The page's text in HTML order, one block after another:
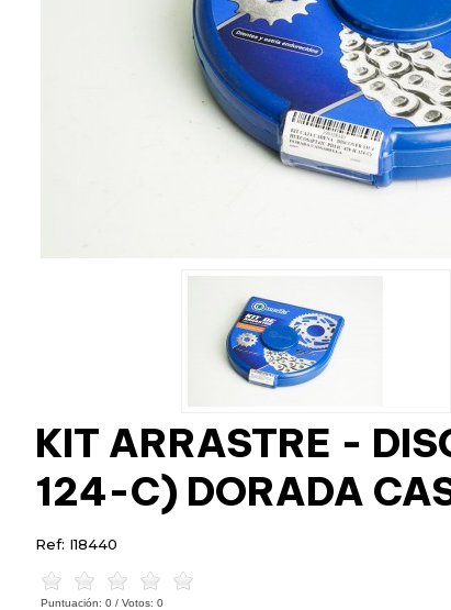
KIT ARRASTRE -
124-C) DORADA
Ref: I18440
Puntuación: 0 / Votos: 0